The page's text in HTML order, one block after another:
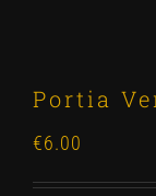
Portia
€6.00